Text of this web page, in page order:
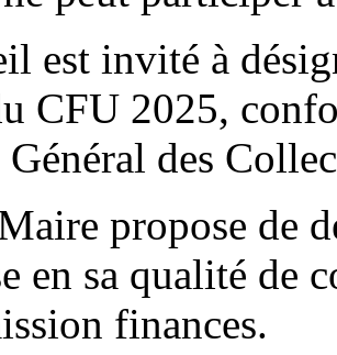
est invité à
CFU 2025,
Général des
propose de
en sa qualité de
finances.